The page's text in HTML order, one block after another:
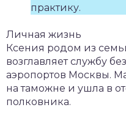
практику.
Личная жизнь
Ксения родом из
возглавляет службу
аэропортов Москвы.
на таможне и ушла в
полковника.